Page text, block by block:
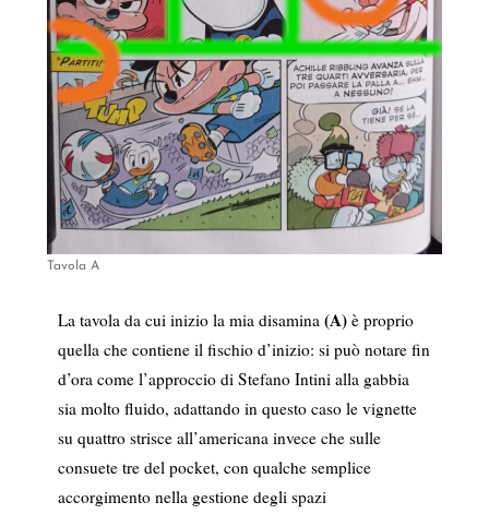
Tavola A
La tavola da cui inizio la mia disamina (A)è proprio
quella che contiene il fischio d’inizio: si può notare fin
d’ora come l’approccio di Stefano Intini alla gabbia
sia molto fluido, adattando in questo caso le vignette
su quattro strisce all’americana invece che sulle
consuete tre del pocket, con qualche semplice
accorgimento nella gestione degli spazi